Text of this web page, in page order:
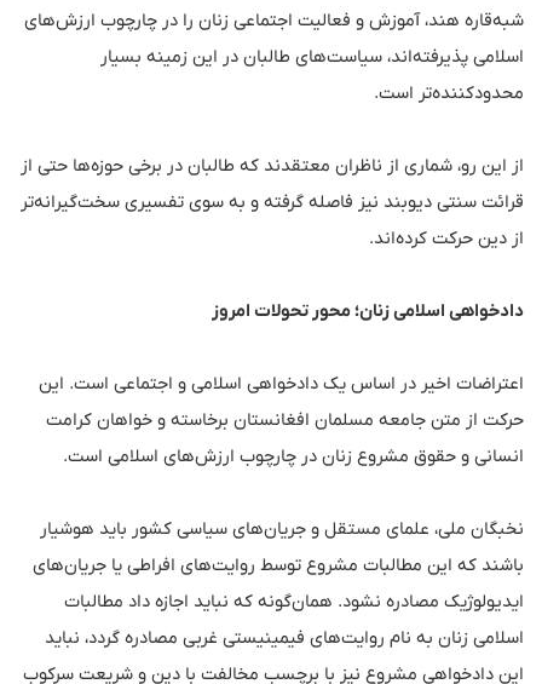
شبه‌قاره هند، آموزش و فعالیت اجتماعی زنان را در چارچوب ارزش‌های
اسلامی پذیرفته‌اند، سیاست‌های طالبان در این زمینه بسیار
محدودکننده‌تر است.
از این رو، شماری از ناظران معتقدند که طالبان در برخی حوزه‌ها حتی از
قرائت سنتی دیوبند نیز فاصله گرفته و به سوی تفسیری سخت‌گیرانه‌تر
از دین حرکت کرده‌اند.
دادخواهی اسلامی زنان؛ محور تحولات امروز
اعتراضات اخیر در اساس یک دادخواهی اسلامی و اجتماعی است. این
حرکت از متن جامعه مسلمان افغانستان برخاسته و خواهان کرامت
انسانی و حقوق مشروع زنان در چارچوب ارزش‌های اسلامی است.
نخبگان ملی، علمای مستقل و جریان‌های سیاسی کشور باید هوشیار
باشند که این مطالبات مشروع توسط روایت‌های افراطی یا جریان‌های
ایدیولوژیک مصادره نشود. همان‌گونه که نباید اجازه داد مطالبات
اسلامی زنان به نام روایت‌های فیمینیستی غربی مصادره گردد، نباید
این دادخواهی مشروع نیز با برچسب مخالفت با دین و شریعت سرکوب